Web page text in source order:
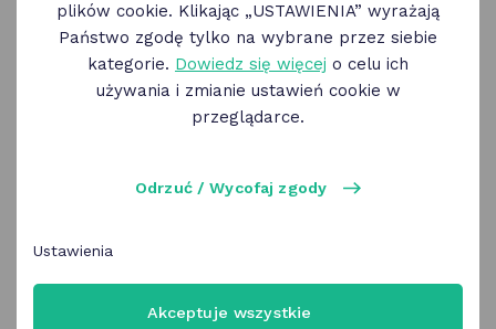
menu restauracji
plików cookie. Klikając „USTAWIENIA” wyrażają
Państwo zgodę tylko na wybrane przez siebie
kategorie. Dowiedz się więcej o celu ich
używania i zmianie ustawień cookie w
przeglądarce.
Odrzuć / Wycofaj zgody
Ustawienia
Akceptuje wszystkie